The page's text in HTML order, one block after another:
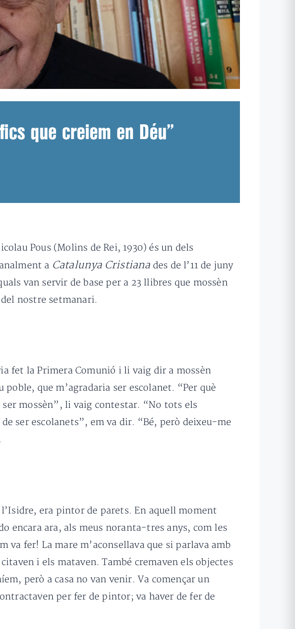
que creiem en Déu”
Pous (Molins de Rei, 1930) és un dels
a Catalunya Cristianades de l’11 de juny
van servir de base per a 23 llibres que mossèn
nostre setmanari.
fet la Primera Comunió i li vaig dir a mossèn
que m’agradaria ser escolanet. “Per què
ser mossèn”, li vaig contestar. “No tots els
ser escolanets”, em va dir. “Bé, però deixeu-me
era pintor de parets. En aquell moment
encara ara, als meus noranta-tres anys, com les
va fer! La mare m’aconsellava que si parlava amb
i els mataven. També cremaven els objectes
però a casa no van venir. Va començar un
per fer de pintor; va haver de fer de